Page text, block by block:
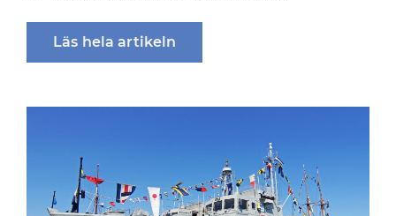
Läs hela artikeln